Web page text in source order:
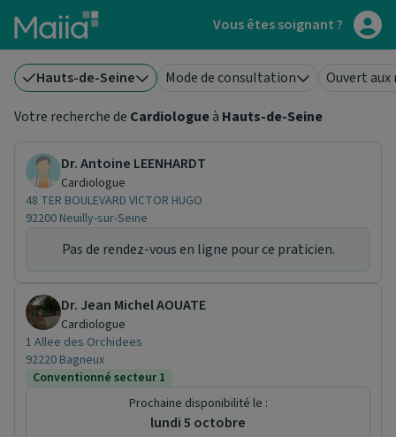
Aller au contenu principal Vous êtes soignant ?
Hauts-de-Seine Mode de consultation
Ouvert
Votre recherche de Cardiologueà Hauts-de-Seine
Dr. Antoine LEENHARDT
Cardiologue
48 TER BOULEVARD VICTOR HUGO
92200 Neuilly-sur-Seine
Pas de rendez-vous en ligne pour ce praticien.
Dr. Jean Michel AOUATE
Cardiologue
1 Allee des Orchidees
92220 Bagneux
Conventionné secteur 1
Prochaine disponibilité le :
lundi 5 octobre